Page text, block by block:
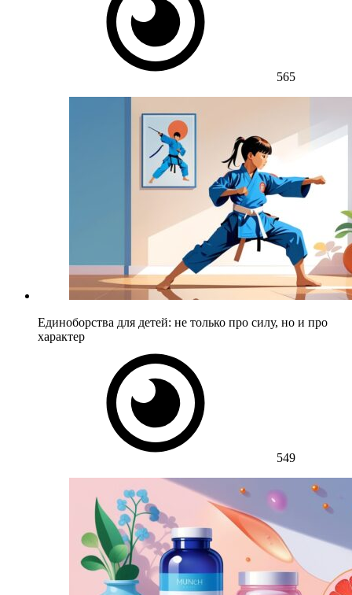
565
Единоборства для детей: не только про силу, но и про
характер
549